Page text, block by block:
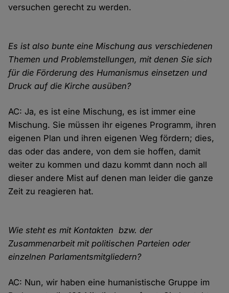
versuchen gerecht zu werden.
Es ist also bunte eine Mischung aus verschiedenen
Themen und Problemstellungen, mit denen Sie sich
für die Förderung des Humanismus einsetzen und
Druck auf die Kirche ausüben?
AC: Ja, es ist eine Mischung, es ist immer eine
Mischung. Sie müssen ihr eigenes Programm, ihren
eigenen Plan und ihren eigenen Weg fördern; dies,
das oder das andere, von dem sie hoffen, damit
weiter zu kommen und dazu kommt dann noch all
dieser andere Mist auf denen man leider die ganze
Zeit zu reagieren hat.
Wie steht es mit Kontakten bzw. der
Zusammenarbeit mit politischen Parteien oder
einzelnen Parlamentsmitgliedern?
AC: Nun, wir haben eine humanistische Gruppe im